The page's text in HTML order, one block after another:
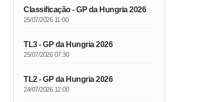
Classificação - GP da Hungria 2026
25/07/2026 11:00
TL3 - GP da Hungria 2026
25/07/2026 07:30
TL2 - GP da Hungria 2026
24/07/2026 12:00